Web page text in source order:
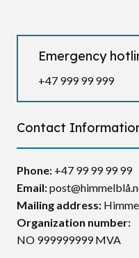
Emergency
+47 999 99 999
Contact
Phone: +47 99 99 99 99
Email:
Mailing address:
Organization number:
NO 999999999 MVA